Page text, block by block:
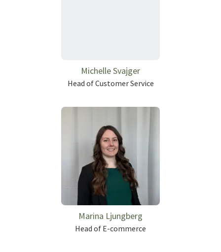
Michelle Svajger
Head of Customer Service
Marina Ljungberg
Head of E-commerce